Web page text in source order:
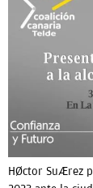
Héctor Suárez